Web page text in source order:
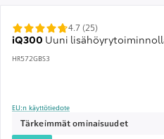
iQ300 Uuni
HR572GBS3
4.7 (25)
EU:n käyttötiedote
Tärkeimmät ominaisuudet